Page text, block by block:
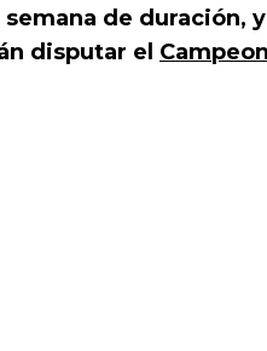
de duración,
disputar el